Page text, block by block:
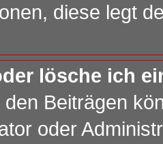
diese legt
lösche ich
Beiträgen
oder